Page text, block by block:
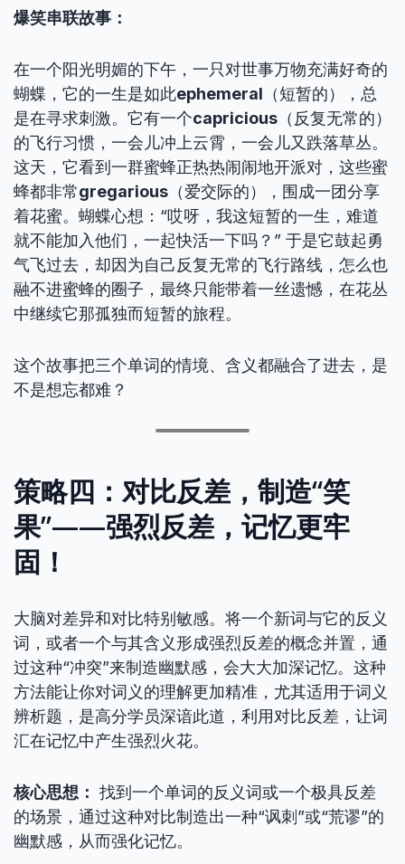
爆笑串联故事：
在一个阳光明媚的下午，一只对世事万物充满好奇的
蝴蝶，它的一生是如此ephemeral （短暂的），总
是在寻求刺激。它有一个capricious （反复无常的）
的飞行习惯，一会儿冲上云霄，一会儿又跌落草丛。
这天，它看到一群蜜蜂正热热闹闹地开派对，这些蜜
蜂都非常gregarious （爱交际的），围成一团分享
着花蜜。蝴蝶心想：“哎呀，我这短暂的一生，难道
就不能加入他们，一起快活一下吗？” 于是它鼓起勇
气飞过去，却因为自己反复无常的飞行路线，怎么也
融不进蜜蜂的圈子，最终只能带着一丝遗憾，在花丛
中继续它那孤独而短暂的旅程。
这个故事把三个单词的情境、含义都融合了进去，是
不是想忘都难？
策略四：对比反差，制造“笑
果”——强烈反差，记忆更牢
固！
大脑对差异和对比特别敏感。将一个新词与它的反义
词，或者一个与其含义形成强烈反差的概念并置，通
过这种“冲突”来制造幽默感，会大大加深记忆。这种
方法能让你对词义的理解更加精准，尤其适用于词义
辨析题，是高分学员深谙此道，利用对比反差，让词
汇在记忆中产生强烈火花。
核心思想： 找到一个单词的反义词或一个极具反差
的场景，通过这种对比制造出一种“讽刺”或“荒谬”的
幽默感，从而强化记忆。